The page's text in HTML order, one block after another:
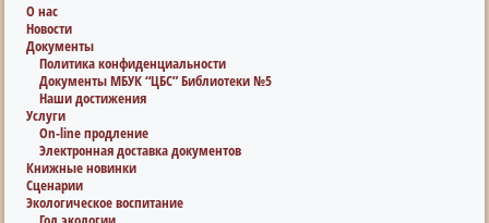
О нас
Новости
Документы
Политика конфиденциальности
Документы МБУК “ЦБС” Библиотеки №5
Наши достижения
Услуги
On-line продление
Электронная доставка документов
Книжные новинки
Сценарии
Экологическое воспитание